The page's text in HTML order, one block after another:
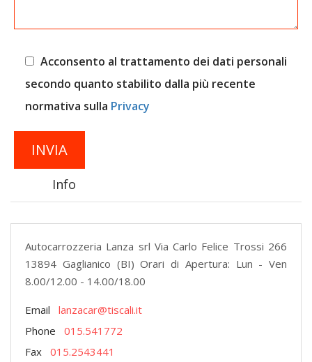
Acconsento al trattamento dei dati personali
secondo quanto stabilito dalla più recente
normativa sulla Privacy
Info
Autocarrozzeria Lanza srl Via Carlo Felice Trossi 266
13894 Gaglianico (BI) Orari di Apertura: Lun - Ven
8.00/12.00 - 14.00/18.00
Email
lanzacar@tiscali.it
Phone
015.541772
Fax 015.2543441